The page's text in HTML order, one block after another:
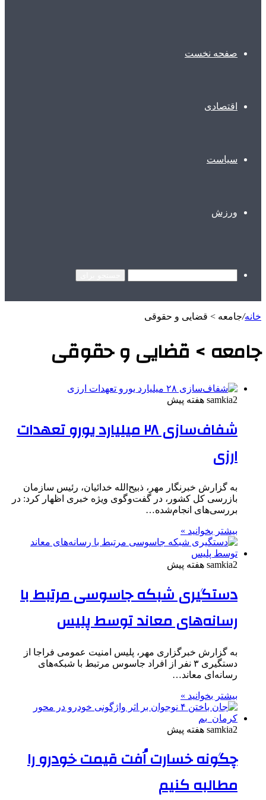
صفحه نخست
اقتصادی
سیاست
ورزش
خانه/جامعه > قضایی و حقوقی
جامعه > قضایی و حقوقی
samkia2 هفته پیش
شفاف‌سازی ۲۸ میلیارد یورو تعهدات
ارزی
به گزارش خبرنگار مهر، ذبیح‌الله خدائیان، رئیس سازمان
بازرسی کل کشور، در گفت‌وگوی ویژه خبری اظهار کرد: در
بررسی‌های انجام‌شده…
بیشتر بخوانید »
samkia2 هفته پیش
دستگیری شبکه جاسوسی مرتبط با
رسانه‌های معاند توسط پلیس
به گزارش خبرگزاری مهر، پلیس امنیت عمومی فراجا از
دستگیری ۳ نفر از افراد جاسوس مرتبط با شبکه‌های
رسانه‌ای معاند…
بیشتر بخوانید »
samkia2 هفته پیش
چگونه خسارت اُفت قیمت خودرو را
مطالبه کنیم